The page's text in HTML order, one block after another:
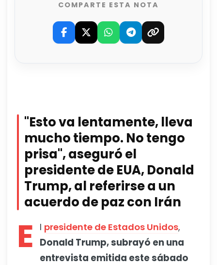
COMPARTE ESTA NOTA
"Esto va lentamente, lleva
mucho tiempo. No tengo
prisa", aseguró el
presidente de EUA, Donald
Trump, al referirse a un
acuerdo de paz con Irán
E l presidente de Estados Unidos,
Donald Trump, subrayó en una
entrevista emitida este sábado